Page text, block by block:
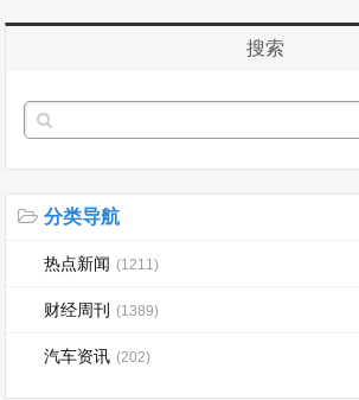
搜索
分类导航
热点新闻 (1211)
财经周刊 (1389)
汽车资讯 (202)